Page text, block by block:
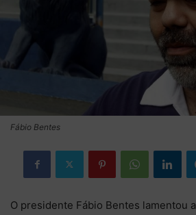
Fábio Bentes
O presidente Fábio Bentes lamentou a